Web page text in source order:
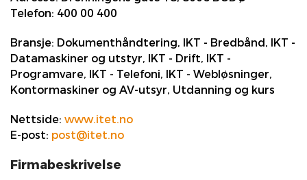
Telefon: 400 00 400
Bransje: Dokumenthåndtering, IKT - Bredbånd, IKT -
Datamaskiner og utstyr, IKT - Drift, IKT -
Programvare, IKT - Telefoni, IKT - Webløsninger,
Kontormaskiner og AV-utsyr, Utdanning og kurs
Nettside: www.itet.no
E-post: post@itet.no
Firmabeskrivelse